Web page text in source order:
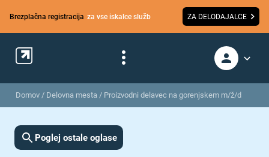
Brezplačna registracija za vse iskalce služb ZA DELODAJALCE
Domov / Delovna mesta / Proizvodni delavec na gorenjskem m/ž/d
Poglej ostale oglase